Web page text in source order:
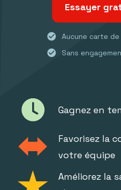
Essayer
check_circle Aucune carte
check_circle Sans
Gagnez en
Favorisez la
votre équipe
Améliorez la